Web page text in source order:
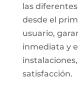
las
desde el
usuario,
inmediata y
satisfacción.